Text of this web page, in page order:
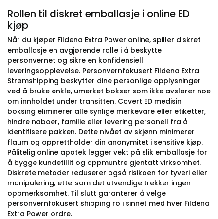
Rollen til diskret emballasje i online ED
kjøp
Når du kjøper Fildena Extra Power online, spiller diskret
emballasje en avgjørende rolle i å beskytte
personvernet og sikre en konfidensiell
leveringsopplevelse. Personvernfokusert Fildena Extra
Strømshipping beskytter dine personlige opplysninger
ved å bruke enkle, umerket bokser som ikke avslører noe
om innholdet under transitten. Covert ED medisin
boksing eliminerer alle synlige merkevare eller etiketter,
hindre naboer, familie eller levering personell fra å
identifisere pakken. Dette nivået av skjønn minimerer
flaum og opprettholder din anonymitet i sensitive kjøp.
Pålitelig online apotek legger vekt på slik emballasje for
å bygge kundetillit og oppmuntre gjentatt virksomhet.
Diskrete metoder reduserer også risikoen for tyveri eller
manipulering, ettersom det utvendige trekker ingen
oppmerksomhet. Til slutt garanterer å velge
personvernfokusert shipping ro i sinnet med hver Fildena
Extra Power ordre.